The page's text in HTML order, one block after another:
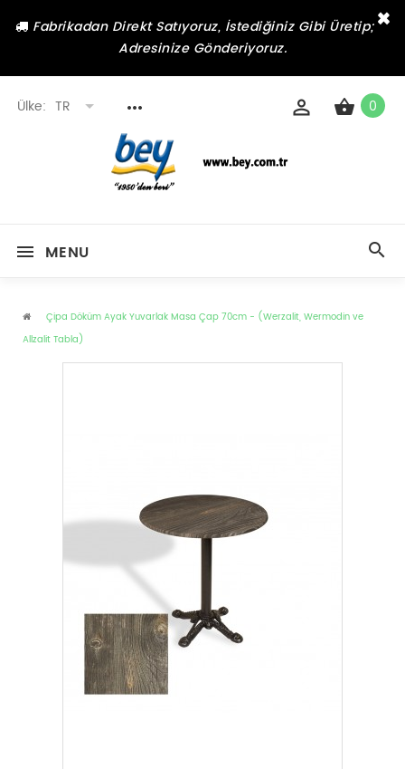
×
Fabrikadan Direkt Satıyoruz, İstediğiniz Gibi Üretip;
Adresinize Gönderiyoruz.
Ülke: TR 0
MENU
Çipa Döküm Ayak Yuvarlak Masa Çap 70cm - (Werzalit, Wermodin ve
Allzalit Tabla)